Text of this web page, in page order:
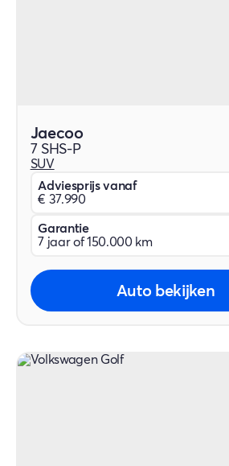
Jaecoo
7 SHS-P
SUV
Adviesprijs vanaf
€ 37.990
Garantie
7 jaar of 150.000 km
Auto bekijken